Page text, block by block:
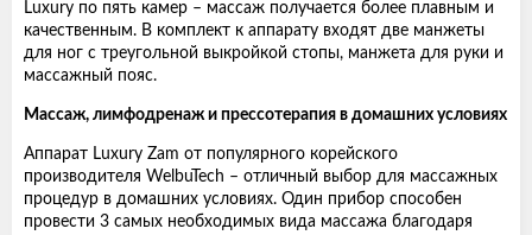
Luxury по пять камер – массаж получается более плавным и
качественным. В комплект к аппарату входят две манжеты
для ног с треугольной выкройкой стопы, манжета для руки и
массажный пояс.
Массаж, лимфодренаж и прессотерапия в домашних условиях
Аппарат Luxury Zam от популярного корейского
производителя WelbuTech – отличный выбор для массажных
процедур в домашних условиях. Один прибор способен
провести 3 самых необходимых вида массажа благодаря